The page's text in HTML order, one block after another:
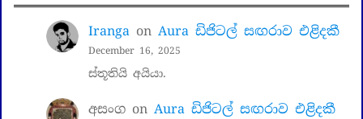
Iranga on Aura ඩිජිටල් සඟරාව එළිදකී
December 16, 2025
ස්තූතියි අයියා.
අසංග on Aura ඩිජිටල් සඟරාව එළිදකී